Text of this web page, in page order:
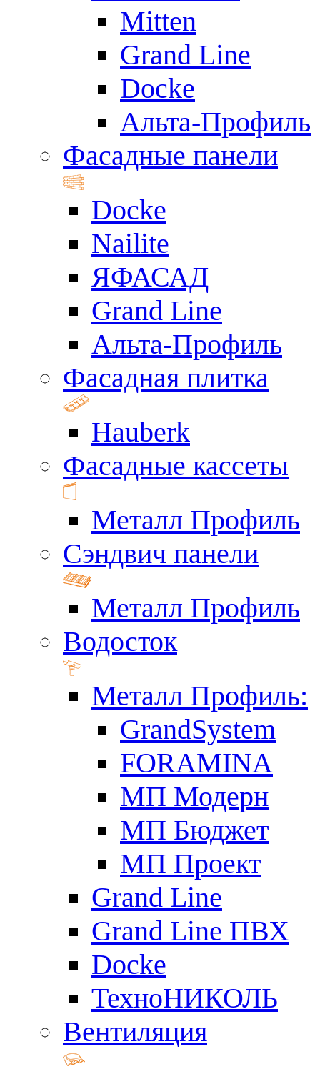
Mitten
Grand Line
Docke
Альта-Профиль
Фасадные панели
Docke
Nailite
ЯФАСАД
Grand Line
Альта-Профиль
Фасадная плитка
Hauberk
Фасадные кассеты
Металл Профиль
Сэндвич панели
Металл Профиль
Водосток
Металл Профиль:
GrandSystem
FORAMINA
МП Модерн
МП Бюджет
МП Проект
Grand Line
Grand Line ПВХ
Docke
ТехноНИКОЛЬ
Вентиляция